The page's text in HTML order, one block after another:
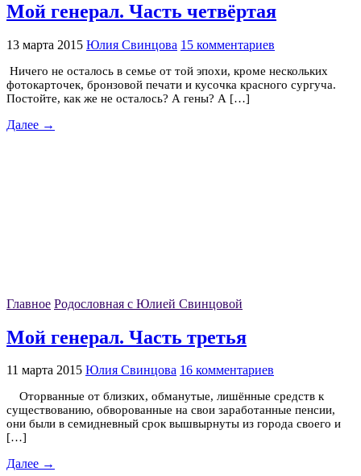
Мой генерал. Часть четвёртая
13 марта 2015 Юлия Свинцова 15 комментариев
Ничего не осталось в семье от той эпохи, кроме нескольких
фотокарточек, бронзовой печати и кусочка красного сургуча.
Постойте, как же не осталось? А гены? А […]
Далее →
Главное Родословная с Юлией Свинцовой
Мой генерал. Часть третья
11 марта 2015 Юлия Свинцова 16 комментариев
Оторванные от близких, обманутые, лишённые средств к
существованию, обворованные на свои заработанные пенсии,
они были в семидневный срок вышвырнуты из города своего и
[…]
Далее →